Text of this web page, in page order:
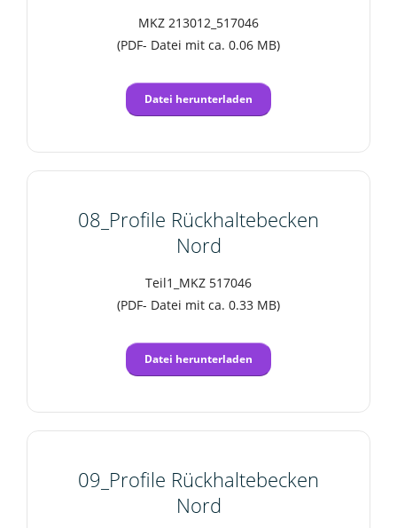
MKZ 213012_517046
(PDF- Datei mit ca. 0.06 MB)
Datei herunterladen
08_Profile Rückhaltebecken
Nord
Teil1_MKZ 517046
(PDF- Datei mit ca. 0.33 MB)
Datei herunterladen
09_Profile Rückhaltebecken
Nord